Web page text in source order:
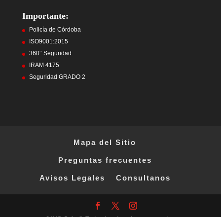
Importante:
Policía de Córdoba
ISO9001:2015
360° Seguridad
IRAM 4175
Seguridad GRADO 2
Mapa del Sitio
Preguntas frecuentes
Avisos Legales Consultanos
FacebookInstagram